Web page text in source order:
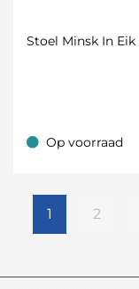
Stoel Minsk In
Op voorraad
Op voorraad
1 2